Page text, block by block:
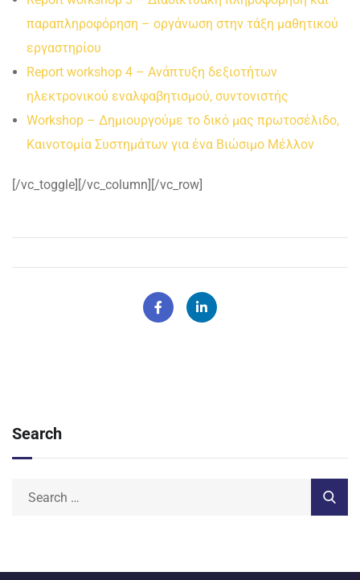
παραπληροφόρηση – οργάνωση στην τάξη μαθητικού
εργαστηρίου
Report workshop 4 – Ανάπτυξη δεξιοτήτων
ηλεκτρονικού εναλφαβητισμού, συντονιστής
Workshop – Δημιουργούμε το δικό μας πρωτοσέλιδο,
Καινοτομία Συστημάτων για ένα Βιώσιμο Μέλλον
[/vc_toggle][/vc_column][/vc_row]
Search